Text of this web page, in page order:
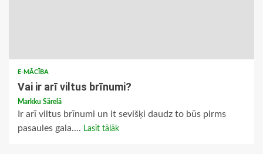
E-MĀCĪBA
Vai ir arī viltus brīnumi?
Markku Särelä
Ir arī viltus brīnumi un it sevišķi daudz to būs pirms
pasaules gala.... Lasīt tālāk